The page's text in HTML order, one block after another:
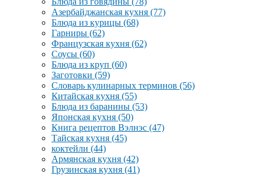
Азербайджанская кухня (77)
Блюда из курицы (68)
Гарниры (62)
Французская кухня (62)
Соусы (60)
Блюда из круп (60)
Заготовки (59)
Словарь кулинарных терминов (56)
Китайская кухня (55)
Блюда из баранины (53)
Японская кухня (50)
Книга рецептов Вэлнэс (47)
Тайская кухня (45)
коктейли (44)
Армянская кухня (42)
Грузинская кухня (41)